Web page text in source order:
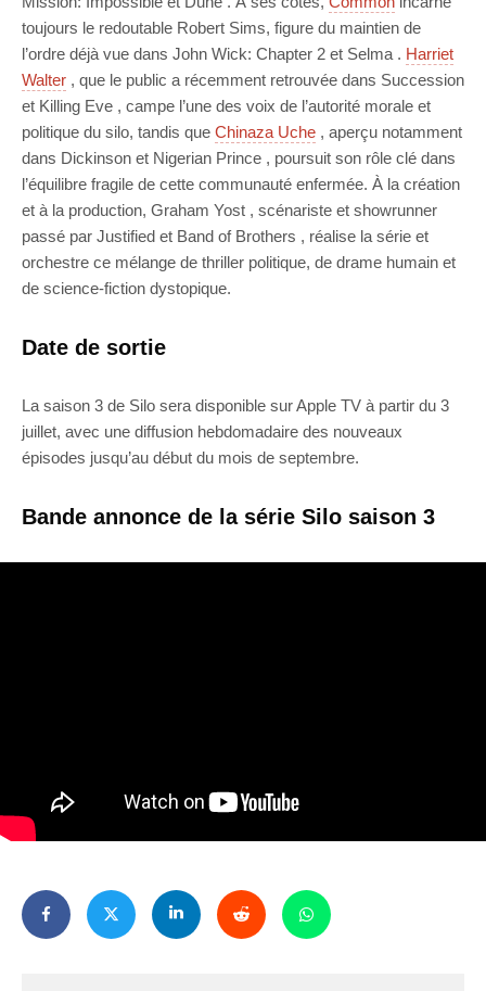
toujours le redoutable Robert Sims, figure du maintien de
l’ordre déjà vue dans John Wick: Chapter 2 et Selma . Harriet
Walter , que le public a récemment retrouvée dans Succession
et Killing Eve , campe l’une des voix de l’autorité morale et
politique du silo, tandis que Chinaza Uche , aperçu notamment
dans Dickinson et Nigerian Prince , poursuit son rôle clé dans
l’équilibre fragile de cette communauté enfermée. À la création
et à la production, Graham Yost , scénariste et showrunner
passé par Justified et Band of Brothers , réalise la série et
orchestre ce mélange de thriller politique, de drame humain et
de science-fiction dystopique.
Date de sortie
La saison 3 de Silo sera disponible sur Apple TV à partir du 3
juillet, avec une diffusion hebdomadaire des nouveaux
épisodes jusqu’au début du mois de septembre.
Bande annonce de la série Silo saison 3